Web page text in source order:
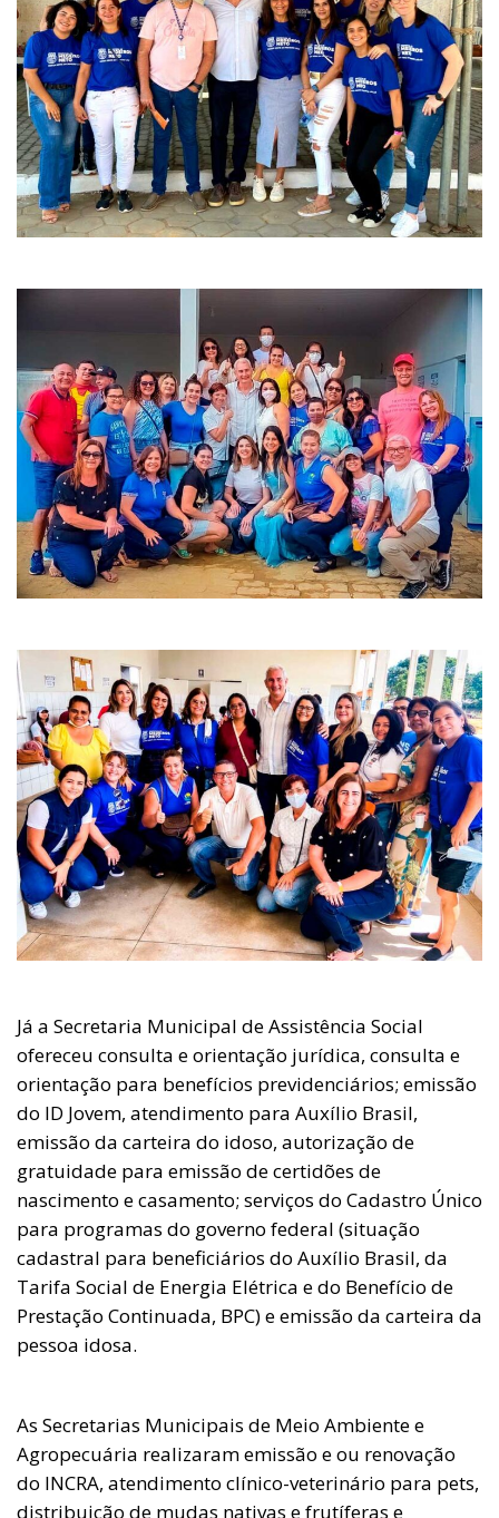
Já a Secretaria Municipal de Assistência Social
ofereceu consulta e orientação jurídica, consulta e
orientação para benefícios previdenciários; emissão
do ID Jovem, atendimento para Auxílio Brasil,
emissão da carteira do idoso, autorização de
gratuidade para emissão de certidões de
nascimento e casamento; serviços do Cadastro Único
para programas do governo federal (situação
cadastral para beneficiários do Auxílio Brasil, da
Tarifa Social de Energia Elétrica e do Benefício de
Prestação Continuada, BPC) e emissão da carteira da
pessoa idosa.
As Secretarias Municipais de Meio Ambiente e
Agropecuária realizaram emissão e ou renovação
do INCRA, atendimento clínico-veterinário para pets,
distribuição de mudas nativas e frutíferas e